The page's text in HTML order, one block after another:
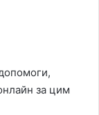
за цим